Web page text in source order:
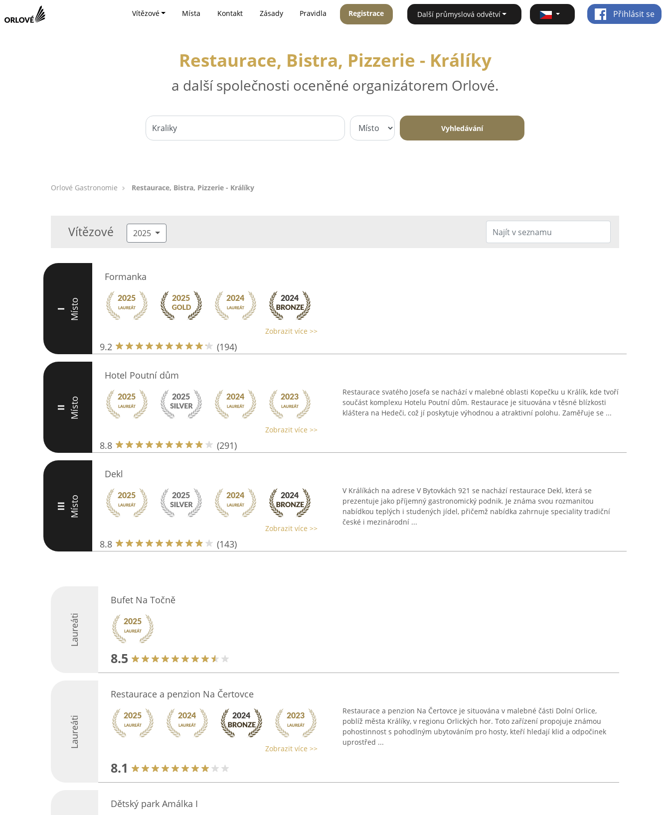
Vítězové Místa Kontakt Zásady Pravidla Registrace Další průmyslová odvětví Přihlásit se
Restaurace, Bistra, Pizzerie - Králíky
a další společnosti oceněné organizátorem Orlové.
Vyhledávání
Orlové Gastronomie Restaurace, Bistra, Pizzerie - Králíky
Vítězové 2025
I Místo
Formanka
Zobrazit více >>
9.2 (194)
II Místo
Hotel Poutní dům
Zobrazit více >>
8.8 (291)
Restaurace svatého Josefa se nachází v malebné oblasti Kopečku u Králík, kde tvoří
součást komplexu Hotelu Poutní dům. Restaurace je situována v těsné blízkosti
kláštera na Hedeči, což jí poskytuje výhodnou a atraktivní polohu. Zaměřuje se ...
III Místo
Dekl
Zobrazit více >>
8.8 (143)
V Králíkách na adrese V Bytovkách 921 se nachází restaurace Dekl, která se
prezentuje jako příjemný gastronomický podnik. Je známa svou rozmanitou
nabídkou teplých i studených jídel, přičemž nabídka zahrnuje speciality tradiční
české i mezinárodní ...
Laureáti
Bufet Na Točně
8.5
Laureáti
Restaurace a penzion Na Čertovce
Zobrazit více >>
8.1
Restaurace a penzion Na Čertovce je situována v malebné části Dolní Orlice,
poblíž města Králíky, v regionu Orlických hor. Toto zařízení propojuje známou
pohostinnost s pohodlným ubytováním pro hosty, kteří hledají klid a odpočinek
uprostřed ...
Dětský park Amálka I